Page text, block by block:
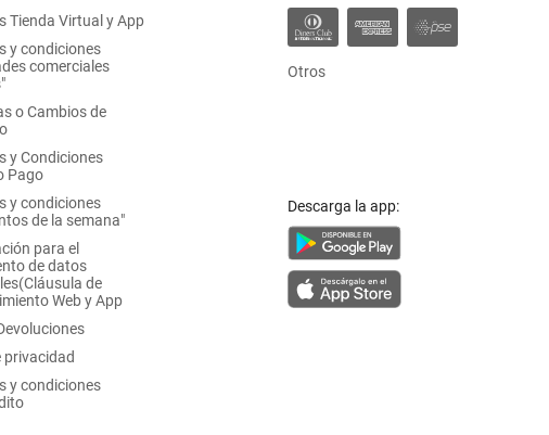
Tienda Virtual y App
y condiciones
comerciales
o Cambios de
y Condiciones
Pago
y condiciones
de la semana"
para el
de datos
de
Web y App
privacidad
y condiciones
Otros
Descarga la app: